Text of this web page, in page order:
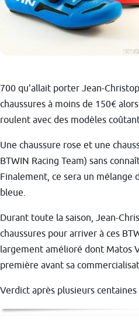
700 qu'allait porter Jean-
chaussures à moins de 150€
roulent avec des modèles
Une chaussure rose et une
BTWIN Racing Team) sans
Finalement, ce sera un mélange
bleue.
Durant toute la saison, Jean-
chaussures pour arriver à ces
largement amélioré dont Matos
première avant sa
Verdict après plusieurs